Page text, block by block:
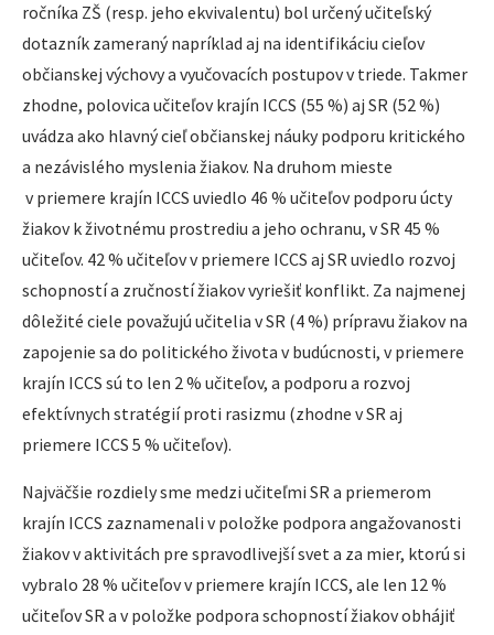
ročníka ZŠ (resp. jeho ekvivalentu) bol určený učiteľský
dotazník zameraný napríklad aj na identifikáciu cieľov
občianskej výchovy a vyučovacích postupov v triede. Takmer
zhodne, polovica učiteľov krajín ICCS (55 %) aj SR (52 %)
uvádza ako hlavný cieľ občianskej náuky podporu kritického
a nezávislého myslenia žiakov. Na druhom mieste
v priemere krajín ICCS uviedlo 46 % učiteľov podporu úcty
žiakov k životnému prostrediu a jeho ochranu, v SR 45 %
učiteľov. 42 % učiteľov v priemere ICCS aj SR uviedlo rozvoj
schopností a zručností žiakov vyriešiť konflikt. Za najmenej
dôležité ciele považujú učitelia v SR (4 %) prípravu žiakov na
zapojenie sa do politického života v budúcnosti, v priemere
krajín ICCS sú to len 2 % učiteľov, a podporu a rozvoj
efektívnych stratégií proti rasizmu (zhodne v SR aj
priemere ICCS 5 % učiteľov).
Najväčšie rozdiely sme medzi učiteľmi SR a priemerom
krajín ICCS zaznamenali v položke podpora angažovanosti
žiakov v aktivitách pre spravodlivejší svet a za mier, ktorú si
vybralo 28 % učiteľov v priemere krajín ICCS, ale len 12 %
učiteľov SR a v položke podpora schopností žiakov obhájiť